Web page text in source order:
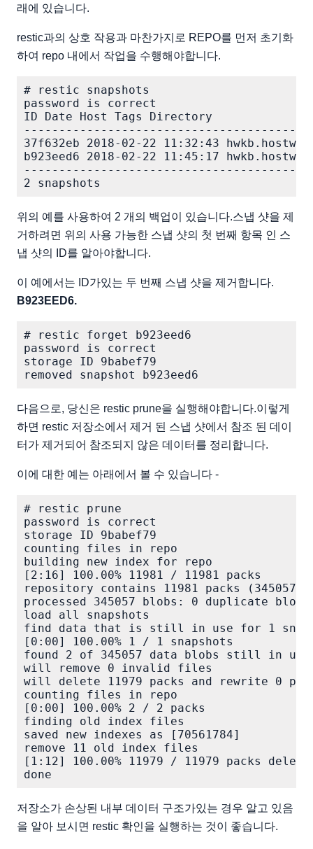
래에 있습니다.
restic과의 상호 작용과 마찬가지로 REPO를 먼저 초기화
하여 repo 내에서 작업을 수행해야합니다.
# restic snapshots
password is correct
ID Date Host Tags Directory
37f632eb 2018-02-22 11:32:43
b923eed6 2018-02-22 11:45:17
위의 예를 사용하여 2 개의 백업이 있습니다.스냅 샷을 제
거하려면 위의 사용 가능한 스냅 샷의 첫 번째 항목 인 스
냅 샷의 ID를 알아야합니다.
이 예에서는 ID가있는 두 번째 스냅 샷을 제거합니다.
B923EED6.
# restic forget b923eed6
password is correct
storage ID 9babef79
다음으로, 당신은 restic prune을 실행해야합니다.이렇게
하면 restic 저장소에서 제거 된 스냅 샷에서 참조 된 데이
터가 제거되어 참조되지 않은 데이터를 정리합니다.
이에 대한 예는 아래에서 볼 수 있습니다 -
# restic prune
password is correct
storage ID 9babef79
counting files in repo
building new index for repo
[2:16] 100.00% 11981 / 11981 packs
repository contains 11981 packs (345057
processed 345057 blobs: 0 duplicate
load all snapshots
find data that is still in use for 1
[0:00] 100.00% 1 / 1 snapshots
found 2 of 345057 data blobs still in use,
will remove 0 invalid files
will delete 11979 packs and rewrite 0
counting files in repo
[0:00] 100.00% 2 / 2 packs
finding old index files
saved new indexes as [70561784]
remove 11 old index files
[1:12] 100.00% 11979 / 11979 packs
저장소가 손상된 내부 데이터 구조가있는 경우 알고 있음
을 알아 보시면 restic 확인을 실행하는 것이 좋습니다.